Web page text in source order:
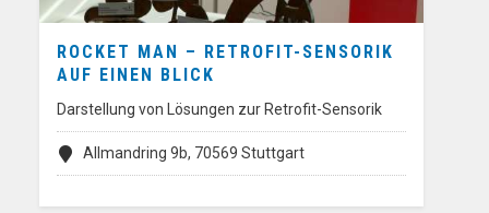
ROCKET MAN – RETROFIT-SENSORIK
AUF EINEN BLICK
Darstellung von Lösungen zur Retrofit-Sensorik
Allmandring 9b, 70569 Stuttgart